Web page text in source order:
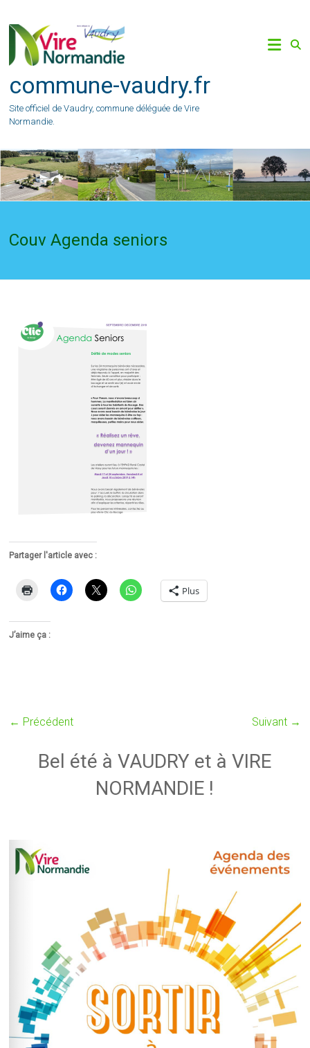
content
commune-vaudry.fr
Site officiel de Vaudry, commune déléguée de Vire
Normandie.
Couv Agenda seniors
Partager l'article avec :
Plus
J’aime ça :
← Précédent Suivant →
Bel été à VAUDRY et à VIRE
NORMANDIE !